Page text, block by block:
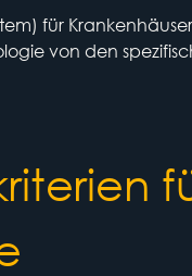
für
von den